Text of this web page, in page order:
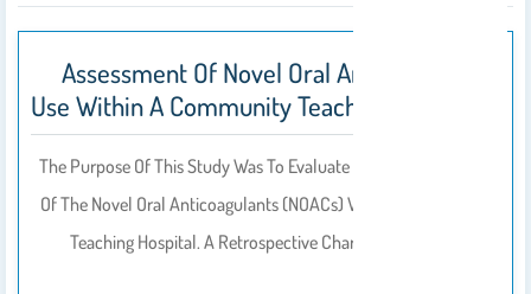
Assessment Of Novel Oral Anticoagulant
Use Within A Community Teaching Hospital
The Purpose Of This Study Was To Evaluate The Appropriate Use
Of The Novel Oral Anticoagulants (NOACs) Within A Community
Teaching Hospital. A Retrospective Chart Review Of Patients